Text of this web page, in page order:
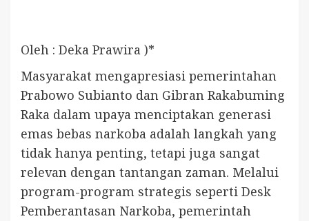
Oleh : Deka Prawira )*
Masyarakat mengapresiasi pemerintahan
Prabowo Subianto dan Gibran Rakabuming
Raka dalam upaya menciptakan generasi
emas bebas narkoba adalah langkah yang
tidak hanya penting, tetapi juga sangat
relevan dengan tantangan zaman. Melalui
program-program strategis seperti Desk
Pemberantasan Narkoba, pemerintah